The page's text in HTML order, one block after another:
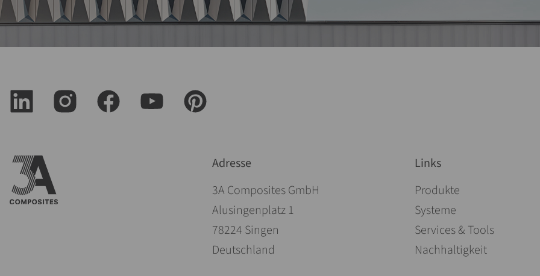
Adresse
3A Composites GmbH
Alusingenplatz 1
78224 Singen
Deutschland
Links
Navigation überspringen
Produkte
Systeme
Services & Tools
Nachhaltigkeit